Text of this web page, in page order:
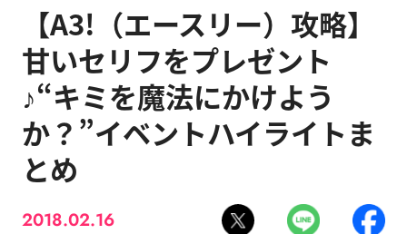
【A3!（エースリー）攻略】
甘いセリフをプレゼント
♪“キミを魔法にかけよう
か？”イベントハイライトま
とめ
2018.02.16